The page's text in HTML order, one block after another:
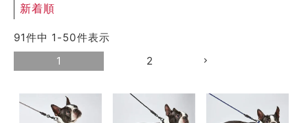
新着順
91件中 1 -50件表示
1
2